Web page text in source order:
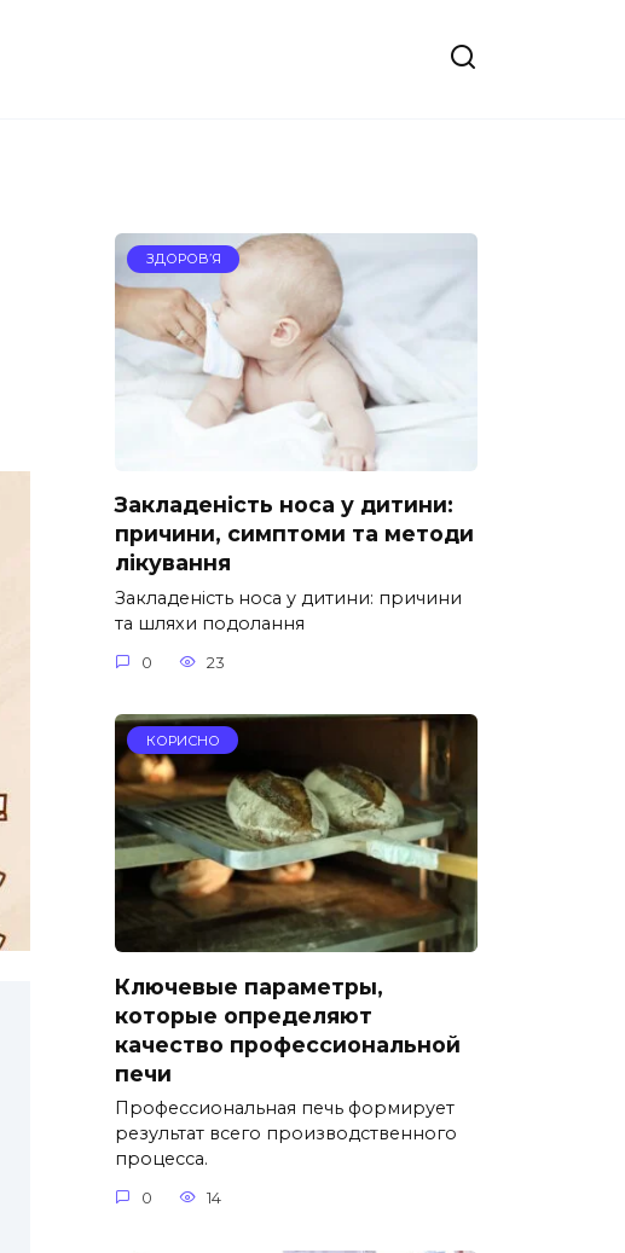
ЗДОРОВ’Я
Закладеність носа у дитини:
причини, симптоми та методи
лікування
Закладеність носа у дитини: причини
та шляхи подолання
0 23
КОРИСНО
Ключевые параметры,
которые определяют
качество профессиональной
печи
Профессиональная печь формирует
результат всего производственного
процесса.
0 14